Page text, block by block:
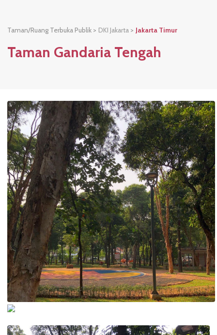
Taman/Ruang Terbuka Publik > DKI Jakarta > Jakarta Timur
Taman Gandaria Tengah